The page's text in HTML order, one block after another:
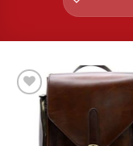
افزودن
علاقه